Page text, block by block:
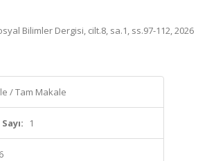
Bilimler Dergisi, cilt.8, sa.1, ss.97-112, 2026
/ Tam Makale
Sayı: 1